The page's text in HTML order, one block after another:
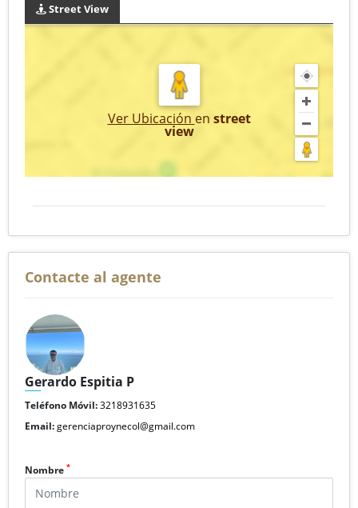
Street View
Ver Ubicación en street
view
Contacte al agente
Gerardo Espitia P
Teléfono Móvil:3218931635
Email:gerenciaproynecol@gmail.com
Nombre *